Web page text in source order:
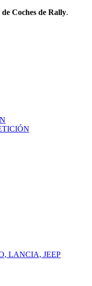
de Coches de Rally.
LANCIA, JEEP